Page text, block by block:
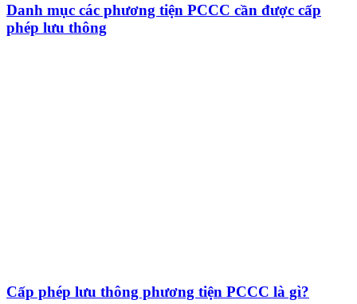
Danh mục các phương tiện PCCC cần được cấp
phép lưu thông
Cấp phép lưu thông phương tiện PCCC là gì?